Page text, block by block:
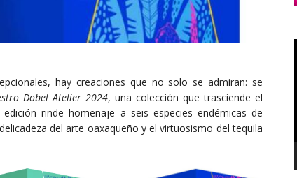
hay creaciones que no solo se admiran: se
Dobel Atelier 2024, una colección que trasciende el
rinde homenaje a seis especies endémicas de
del arte oaxaqueño y el virtuosismo del tequila